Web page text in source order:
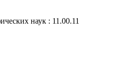
наук : 11.00.11